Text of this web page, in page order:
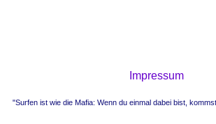
Impressum
"Surfen ist wie die Mafia: Wenn du einmal dabei bist,